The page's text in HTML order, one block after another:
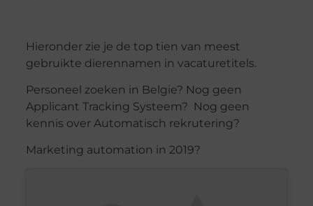
Hieronder zie je de top tien van meest
gebruikte dierennamen in vacaturetitels.
Personeel zoeken in Belgie? Nog geen
Applicant Tracking Systeem? Nog geen
kennis over Automatisch rekrutering?
Marketing automation in 2019?